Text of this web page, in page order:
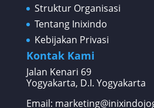
Struktur Organisasi
Tentang Inixindo
Kebijakan Privasi
Kontak Kami
Jalan Kenari 69
Yogyakarta, D.I. Yogyakarta
Email: